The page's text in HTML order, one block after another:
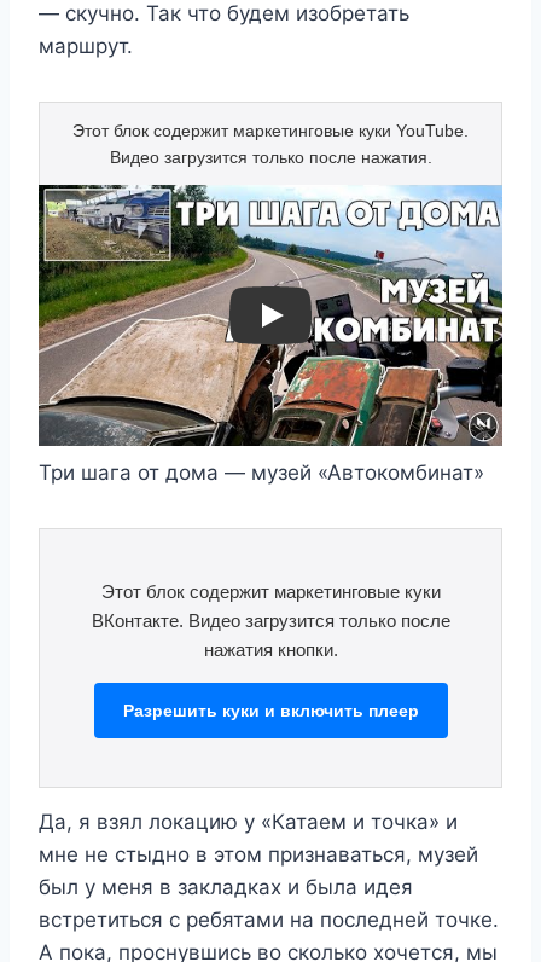
— скучно. Так что будем изобретать
маршрут.
Play
Три шага от дома — музей «Автокомбинат»
Этот блок содержит маркетинговые куки
ВКонтакте. Видео загрузится только после
нажатия кнопки.
Разрешить куки и включить плеер
Да, я взял локацию у «Катаем и точка» и
мне не стыдно в этом признаваться, музей
был у меня в закладках и была идея
встретиться с ребятами на последней точке.
А пока, проснувшись во сколько хочется, мы